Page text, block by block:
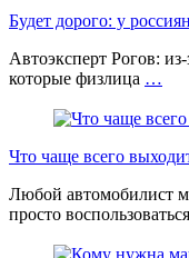
Будет дорого: у
Автоэксперт Рогов:
которые физлица …
Что чаще всего
Любой автомобилист
просто воспользоваться